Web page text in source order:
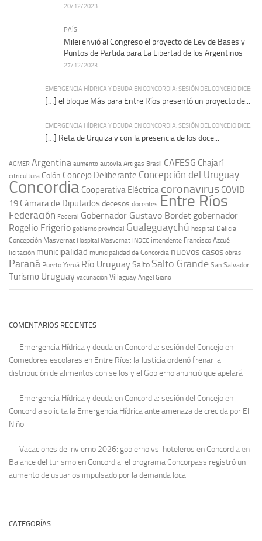
20/12/2023
PAÍS
Milei envió al Congreso el proyecto de Ley de Bases y
Puntos de Partida para La Libertad de los Argentinos
27/12/2023
EMERGENCIA HÍDRICA Y DEUDA EN CONCORDIA: SESIÓN DEL CONCEJO DICE:
[…] el bloque Más para Entre Ríos presentó un proyecto de...
EMERGENCIA HÍDRICA Y DEUDA EN CONCORDIA: SESIÓN DEL CONCEJO DICE:
[…] Reta de Urquiza y con la presencia de los doce...
AGMER Argentina aumento autovía Artigas Brasil CAFESG Chajarí
citricultura Colón Concejo Deliberante Concepción del Uruguay
Concordia Cooperativa Eléctrica coronavirus COVID-
19 Cámara de Diputadosdecesos docentes Entre Ríos
Federación Federal Gobernador Gustavo Bordet gobernador
Rogelio Frigerio gobierno provincial Gualeguaychú hospital Delicia
Concepción Masvernat Hospital Masvernat INDEC intendente Francisco Azcué
licitación municipalidad municipalidad de Concordia nuevos casos obras
Paraná Puerto Yeruá Río UruguaySalto Salto Grande San Salvador
Turismo Uruguay vacunación Villaguay Ángel Giano
COMENTARIOS RECIENTES
Emergencia Hídrica y deuda en Concordia: sesión del Concejo en
Comedores escolares en Entre Ríos: la Justicia ordenó frenar la
distribución de alimentos con sellos y el Gobierno anunció que apelará
Emergencia Hídrica y deuda en Concordia: sesión del Concejo en
Concordia solicita la Emergencia Hídrica ante amenaza de crecida por El
Niño
Vacaciones de invierno 2026: gobierno vs. hoteleros en Concordia en
Balance del turismo en Concordia: el programa Concorpass registró un
aumento de usuarios impulsado por la demanda local
CATEGORÍAS